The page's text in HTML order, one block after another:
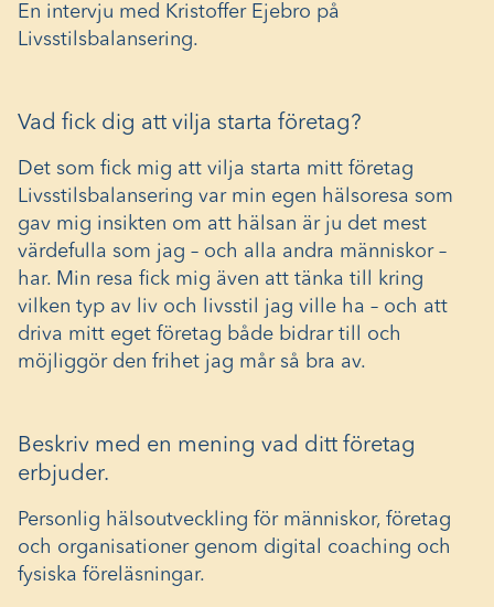
En intervju med Kristoffer Ejebro på
Livsstilsbalansering.
Vad fick dig att vilja starta företag?
Det som fick mig att vilja starta mitt företag
Livsstilsbalansering var min egen hälsoresa som
gav mig insikten om att hälsan är ju det mest
värdefulla som jag – och alla andra människor –
har. Min resa fick mig även att tänka till kring
vilken typ av liv och livsstil jag ville ha – och att
driva mitt eget företag både bidrar till och
möjliggör den frihet jag mår så bra av.
Beskriv med en mening vad ditt företag
erbjuder.
Personlig hälsoutveckling för människor, företag
och organisationer genom digital coaching och
fysiska föreläsningar.